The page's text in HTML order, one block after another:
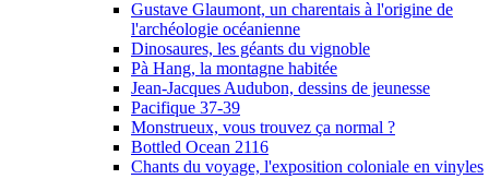
Gustave Glaumont, un charentais à l'origine de
l'archéologie océanienne
Dinosaures, les géants du vignoble
Pà Hang, la montagne habitée
Jean-Jacques Audubon, dessins de jeunesse
Pacifique 37-39
Monstrueux, vous trouvez ça normal ?
Bottled Ocean 2116
Chants du voyage, l'exposition coloniale en vinyles